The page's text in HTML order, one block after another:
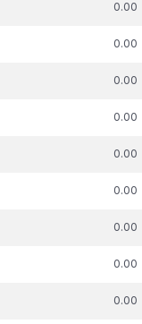
nodokļu atbalsta
0.00
0.00
0.00
0.00
0.00
0.00
0.00
0.00
0.00